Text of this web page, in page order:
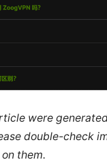
were
double-check
them.